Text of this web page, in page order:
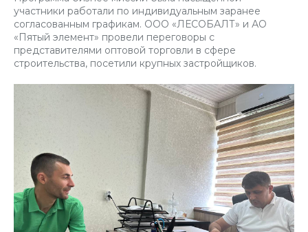
участники работали по индивидуальным заранее
согласованным графикам. ООО «ЛЕСОБАЛТ» и АО
«Пятый элемент» провели переговоры с
представителями оптовой торговли в сфере
строительства, посетили крупных застройщиков.